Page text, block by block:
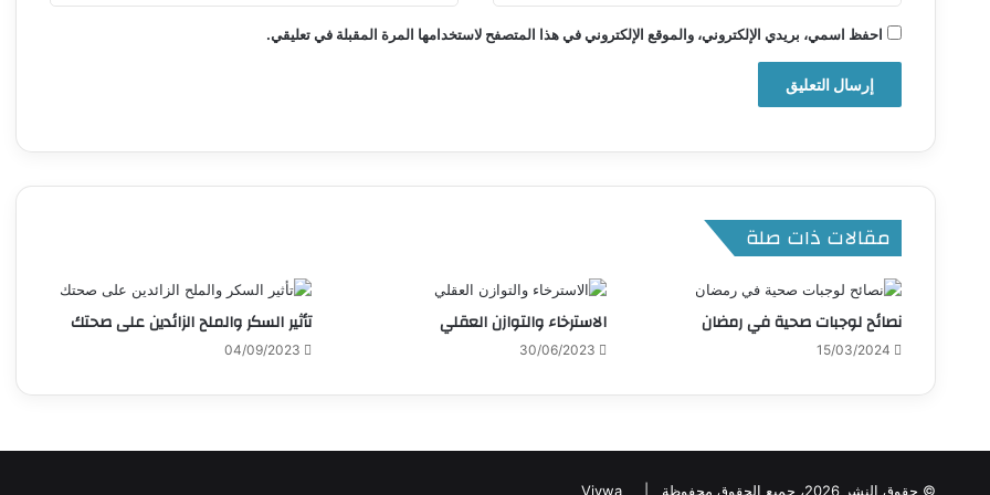
احفظ اسمي، بريدي الإلكتروني، والموقع الإلكتروني في هذا المتصفح لاستخدامها المرة المقبلة في تعليقي.
مقالات ذات صلة
نصائح لوجبات صحية في رمضان
15/03/2024
الاسترخاء والتوازن العقلي
30/06/2023
تأثير السكر والملح الزائدين على صحتك
04/09/2023
© حقوق النشر 2026، جميع الحقوق محفوظة | Vivwa